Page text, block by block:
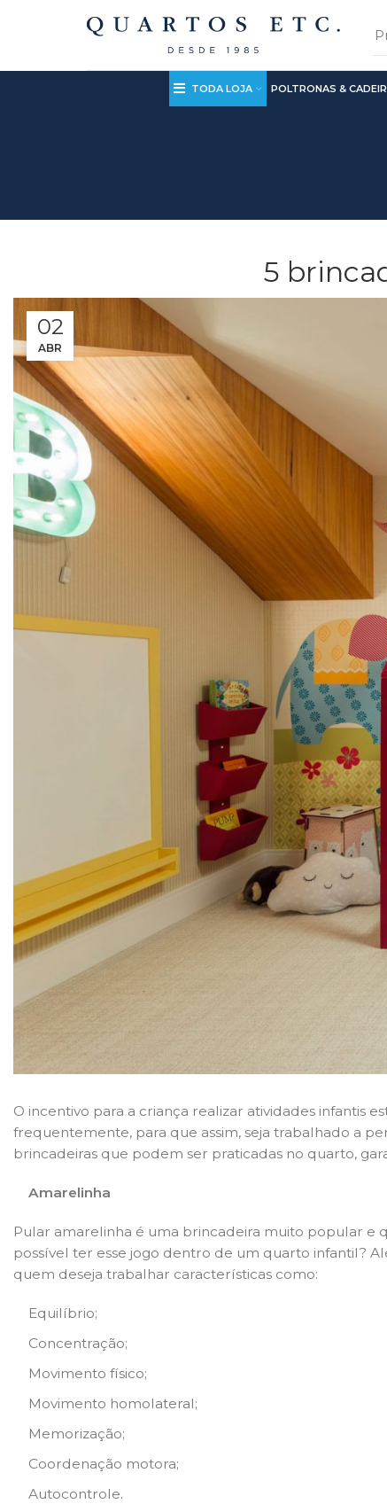
TODA LOJA POLTRONAS &
5
02
ABR
O incentivo para a criança realizar atividades infantis
frequentemente, para que assim, seja trabalhado a
brincadeiras que podem ser praticadas no quarto,
Amarelinha
Pular amarelinha é uma brincadeira muito popular e
possível ter esse jogo dentro de um quarto infantil?
quem deseja trabalhar características como:
Equilíbrio;
Concentração;
Movimento físico;
Movimento homolateral;
Memorização;
Coordenação motora;
Autocontrole.